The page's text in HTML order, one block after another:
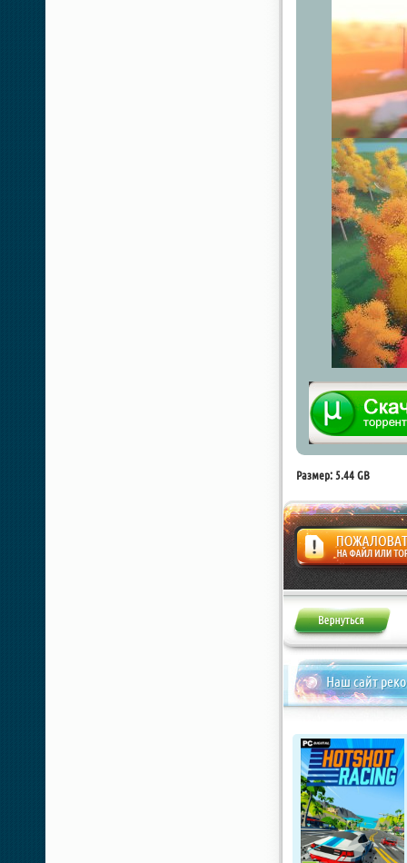
Размер: 5.44 GB
Жалоба
Наш сайт